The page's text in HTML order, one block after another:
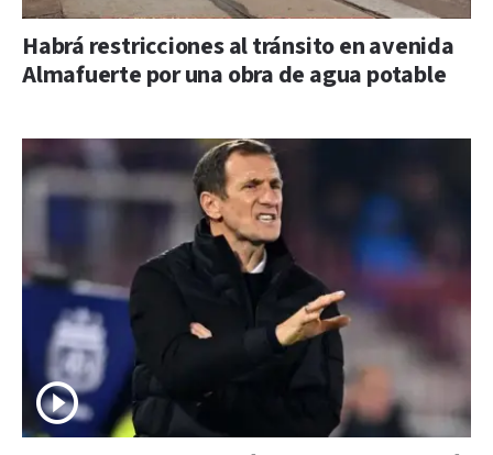
Habrá restricciones al tránsito en avenida
Almafuerte por una obra de agua potable